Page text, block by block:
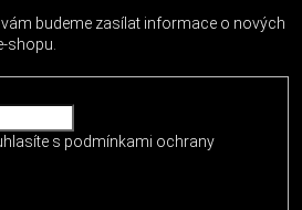
budeme zasílat informace o nových
shopu.
s podmínkami ochrany